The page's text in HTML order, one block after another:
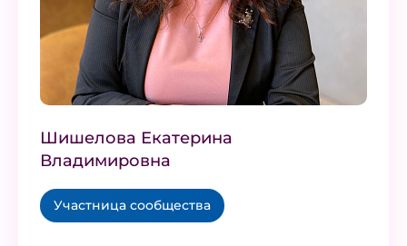
Шишелова Екатерина
Владимировна
Участница сообщества